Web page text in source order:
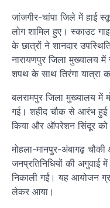
जांजगीर-चांपा जिले में हाई
लोग शामिल हुए। स्काउट
के छात्रों ने शानदार
नारायणपुर जिला मुख्यालय
शपथ के साथ तिरंगा यात्रा
बलरामपुर जिला मुख्यालय में
गई। शहीद चौक से आरंभ हुई
किया और ऑपरेशन सिंदूर को
मोहला-मानपुर-अंबागढ़ चौकी
जनप्रतिनिधियों की अगुवाई
निकाली गईं। यह आयोजन
लेकर आया।